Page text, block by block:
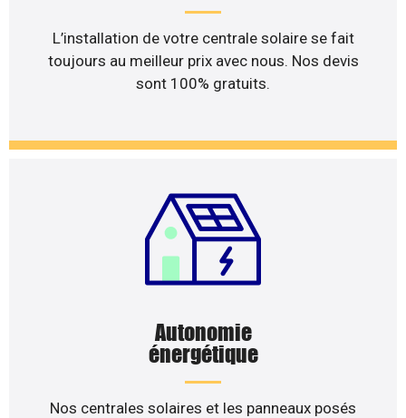
L’installation de votre centrale solaire se fait
toujours au meilleur prix avec nous. Nos devis
sont 100% gratuits.
Autonomie
énergétique
Nos centrales solaires et les panneaux posés